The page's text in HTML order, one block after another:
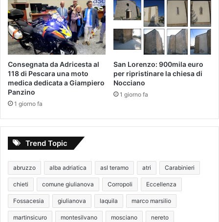
Consegnata da Adricesta al
118 di Pescara una moto
medica dedicata a Giampiero
Panzino
1 giorno fa
San Lorenzo: 900mila euro
per ripristinare la chiesa di
Nocciano
1 giorno fa
Trend Topic
abruzzo alba adriatica asl teramo atri Carabinieri
chieti comune giulianova Corropoli Eccellenza
Fossacesia giulianova laquila marco marsilio
martinsicuro montesilvano mosciano nereto